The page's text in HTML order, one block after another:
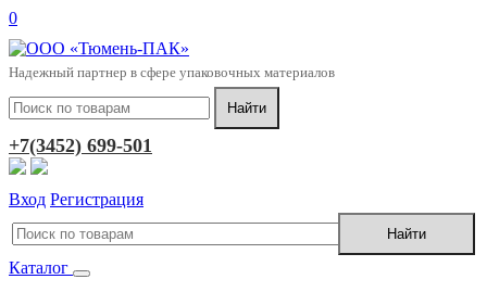
0
Надежный партнер в сфере упаковочных материалов
+7(3452) 699-501
Вход Регистрация
Каталог